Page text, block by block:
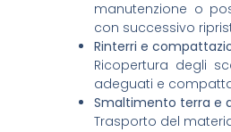
manutenzione o
con successivo
Rinterri e
Ricopertura degli
adeguati e
Smaltimento terra e
Trasporto del